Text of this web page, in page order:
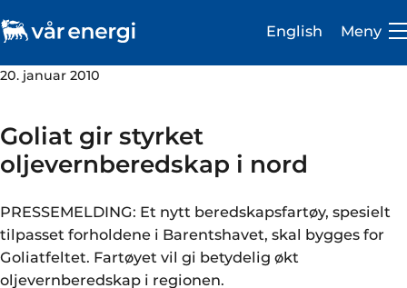
Karriere
Om oss
English Meny
20. januar 2010
Goliat gir styrket
oljevernberedskap i nord
PRESSEMELDING: Et nytt beredskapsfartøy, spesielt
tilpasset forholdene i Barentshavet, skal bygges for
Goliatfeltet. Fartøyet vil gi betydelig økt
oljevernberedskap i regionen.